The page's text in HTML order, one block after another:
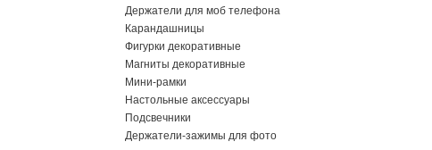
Держатели для моб телефона
Карандашницы
Фигурки декоративные
Магниты декоративные
Мини-рамки
Настольные аксессуары
Подсвечники
Держатели-зажимы для фото